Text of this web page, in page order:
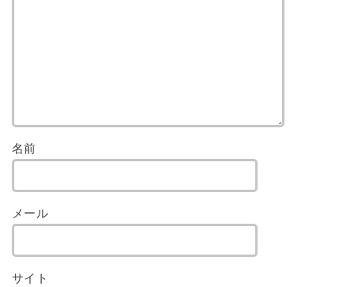
名前
メール
サイト